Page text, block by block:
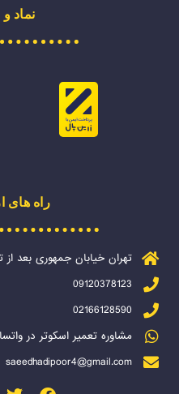
نماد
راه های
تهران خیابان جمهوری بعد از
09120378123
02166128590
مشاوره تعمیر اسکوتر در
saeedhadipoor4@gmail.com